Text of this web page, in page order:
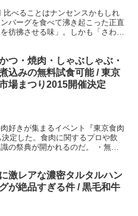
べることはナンセンスかもしれ
バーグを食べて沸き起こった正直
彷彿させる味」。しかも「さわや
つ・焼肉・しゃぶしゃぶ・
込みの無料試食可能 / 東京
場まつり2015開催決定
好きが集まるイベント『東京食肉
定した。食肉に関するプロや飲
の祭典が開かれるのだ。 ・無料
激レアな濃密タルタルハン
が絶品すぎる件 / 黒毛和牛